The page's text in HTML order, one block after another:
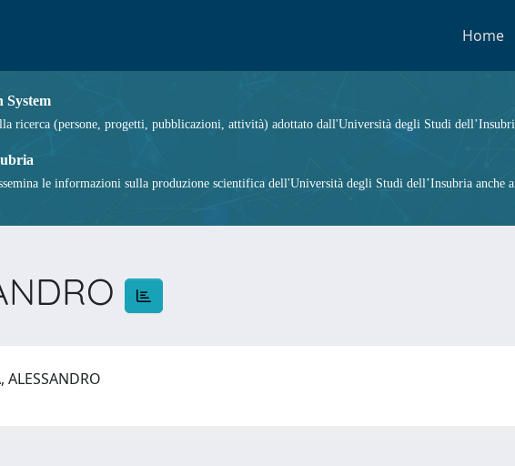
Home
System
ricerca (persone, progetti, pubblicazioni, attività) adottato dall'Università degli Studi
le informazioni sulla produzione scientifica dell'Università degli Studi dell’Insubria anche
ALESSANDRO